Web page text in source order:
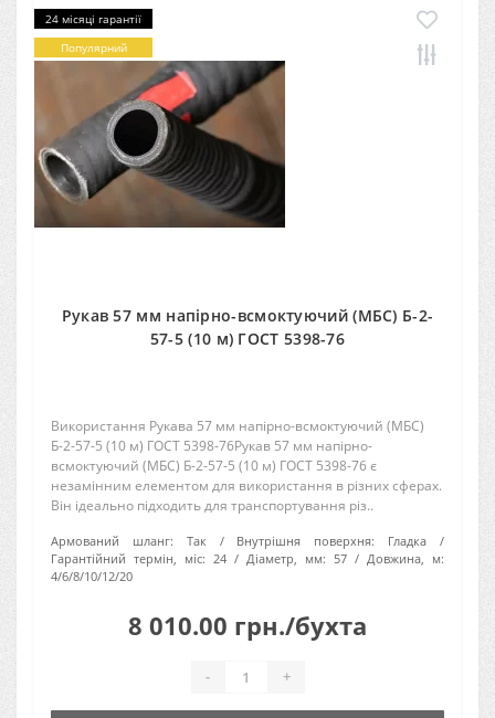
24 місяці гарантії
Популярний
Рукав 57 мм напірно-всмоктуючий (МБС) Б-2-
57-5 (10 м) ГОСТ 5398-76
Використання Рукава 57 мм напірно-всмоктуючий (МБС)
Б-2-57-5 (10 м) ГОСТ 5398-76Рукав 57 мм напірно-
всмоктуючий (МБС) Б-2-57-5 (10 м) ГОСТ 5398-76 є
незамінним елементом для використання в різних сферах.
Він ідеально підходить для транспортування різ..
Армований шланг: Так Внутрішня поверхня:
Гладка
Гарантійний термін, міс: 24 Діаметр, мм: 57
Довжина, м:
4/6/8/10/12/20
8 010.00 грн./бухта
- +